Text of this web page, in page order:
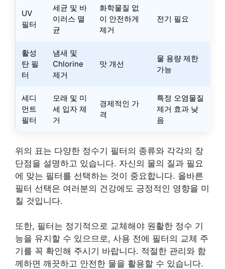
UV
필터
세균 및 바
이러스 멸
균
화학물질 없
이 안전하게
제거
전기 필요
활성
탄 필
터
냄새 및
Chlorine
제거
맛 개선
물 용량 제한
가능
세디
먼트
필터
모래 및 미
세 입자 제
거
경제적인 가
격
특정 오염물질
제거 효과 낮
음
위의 표는 다양한 정수기 필터의 종류와 각각의 장
단점을 설명하고 있습니다. 자신의 물의 질과 필요
에 맞는 필터를 선택하는 것이 중요합니다. 올바른
필터 선택은 여러분의 건강에도 긍정적인 영향을 미
칠 것입니다.
또한, 필터는 정기적으로 교체해야 원활한 정수 기
능을 유지할 수 있으므로, 사용 전에 필터의 교체 주
기를 꼭 확인해 주시기 바랍니다. 적절한 관리와 함
께하면 깨끗하고 안전한 물을 활용할 수 있습니다.